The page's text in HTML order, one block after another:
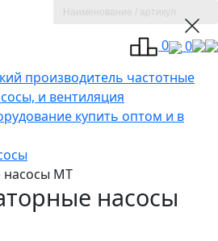
0
0
производитель частотные
и вентиляция
купить оптом и в
насосы МТ
насосы